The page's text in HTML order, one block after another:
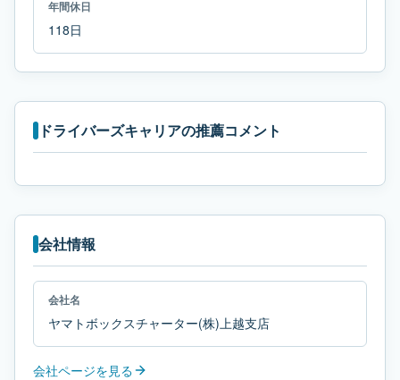
年間休日
118日
ドライバーズキャリアの推薦コメント
会社情報
会社名
ヤマトボックスチャーター(株)上越支店
会社ページを見る